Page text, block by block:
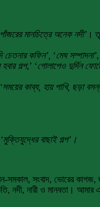
পাঁজরের মানচিত্রে অনেক নদী’ ।
চেতনার কফিন’, ‘মেঘ সম্পাদনা’,
গল্প,’ ‘গোলাপেও দুর্দিন
কাব্য, হায় পাখি, ছড়া
বাছাই গল্প’।
সমকাল, সংবাদ, ভোরের
নারী ও মানবতা। আমার